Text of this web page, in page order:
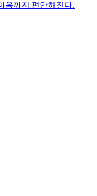
음까지 편안해진다.